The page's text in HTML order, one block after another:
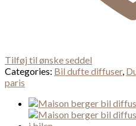
Tilføj til ønske seddel
Categories: Bil dufte diffuser,
paris